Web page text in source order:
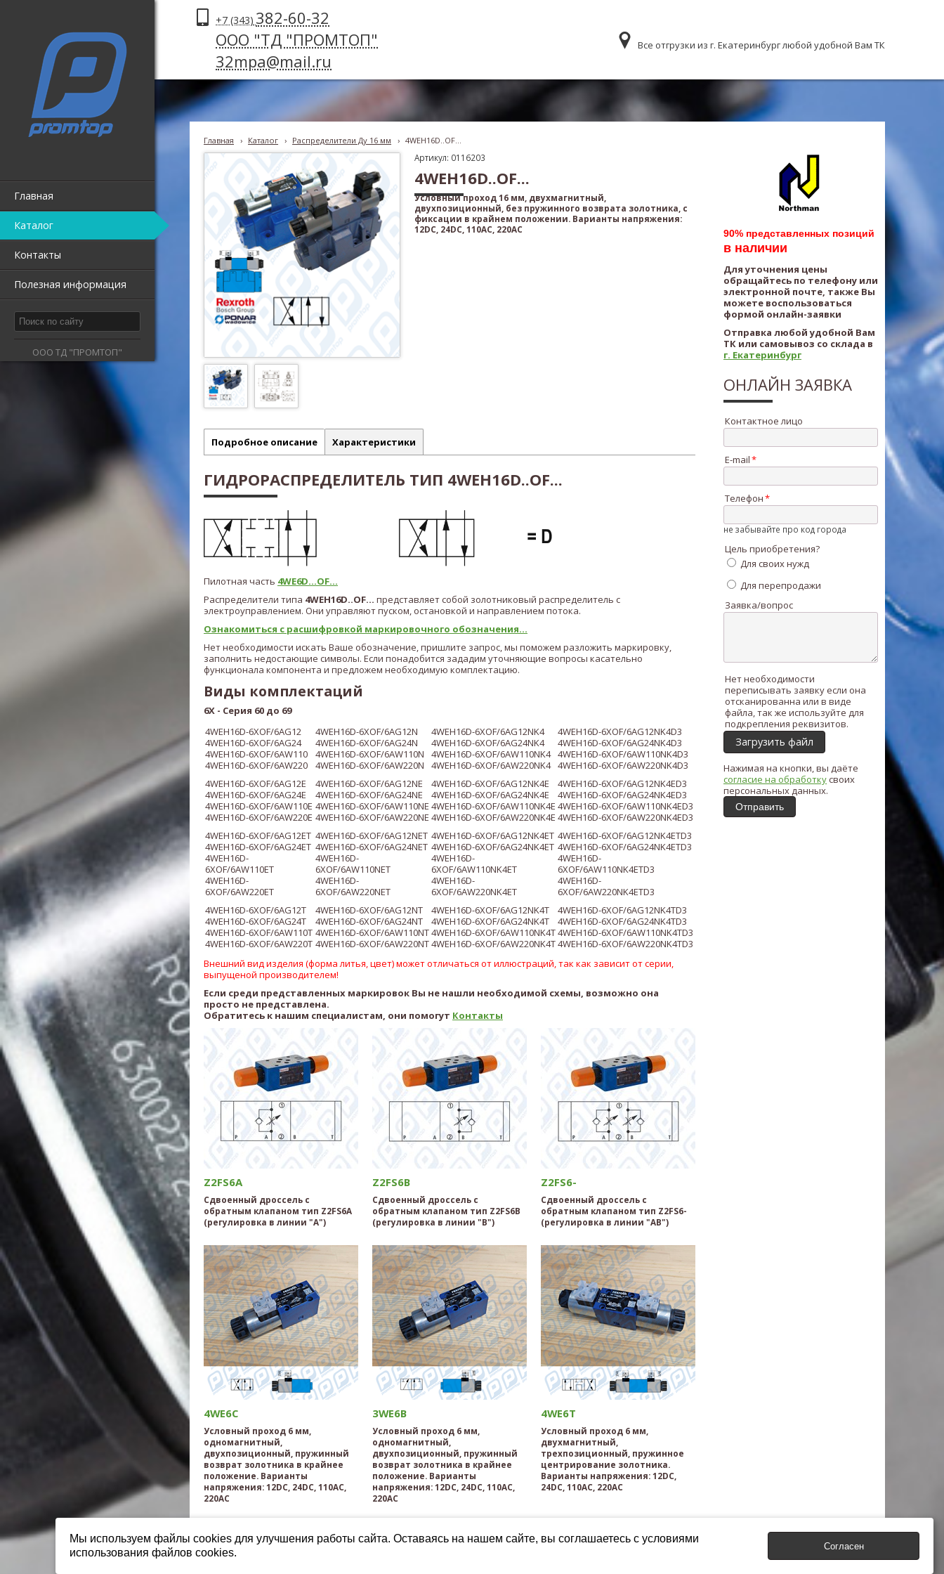
Главная
Каталог
Контакты
Полезная информация
ООО ТД "ПРОМТОП"
+7 (343) 382-60-32
ООО "ТД "ПРОМТОП"
32mpa@mail.ru
Все отгрузки из г. Екатеринбург любой удобной Вам ТК
Главная › Каталог › Распределители Ду 16 мм › 4WEH16D..OF...
Артикул: 0116203
4WEH16D..OF...
Условный проход 16 мм, двухмагнитный,
двухпозиционный, без пружинного возврата золотника, с
фиксации в крайнем положении. Варианты напряжения:
12DC, 24DC, 110AC, 220AC
Подробное описание Характеристики
ГИДРОРАСПРЕДЕЛИТЕЛЬ ТИП 4WEH16D..OF...
Пилотная часть 4WE6D...OF...
Распределители типа 4WEH16D..OF... представляет собой золотниковый распределитель с
электроуправлением. Они управляют пуском, остановкой и направлением потока.
Ознакомиться с расшифровкой маркировочного обозначения...
Нет необходимости искать Ваше обозначение, пришлите запрос, мы поможем разложить маркировку,
заполнить недостающие символы. Если понадобится зададим уточняющие вопросы касательно
функционала компонента и предложем необходимую комплектацию.
Виды комплектаций
6X - Серия 60 до 69
4WEH16D-6XOF/6AG12
4WEH16D-6XOF/6AG24
4WEH16D-6XOF/6AW110
4WEH16D-6XOF/6AW220
4WEH16D-6XOF/6AG12E
4WEH16D-6XOF/6AG24E
4WEH16D-6XOF/6AW110E
4WEH16D-6XOF/6AW220E
4WEH16D-6XOF/6AG12ET
4WEH16D-6XOF/6AG24ET
4WEH16D-
6XOF/6AW110ET
4WEH16D-
6XOF/6AW220ET
4WEH16D-6XOF/6AG12T
4WEH16D-6XOF/6AG24T
4WEH16D-6XOF/6AW110T
4WEH16D-6XOF/6AW220T
4WEH16D-6XOF/6AG12N
4WEH16D-6XOF/6AG24N
4WEH16D-6XOF/6AW110N
4WEH16D-6XOF/6AW220N
4WEH16D-6XOF/6AG12NE
4WEH16D-6XOF/6AG24NE
4WEH16D-6XOF/6AW110NE
4WEH16D-6XOF/6AW220NE
4WEH16D-6XOF/6AG12NET
4WEH16D-6XOF/6AG24NET
4WEH16D-
6XOF/6AW110NET
4WEH16D-
6XOF/6AW220NET
4WEH16D-6XOF/6AG12NT
4WEH16D-6XOF/6AG24NT
4WEH16D-6XOF/6AW110NT
4WEH16D-6XOF/6AW220NT
4WEH16D-6XOF/6AG12NK4
4WEH16D-6XOF/6AG24NK4
4WEH16D-6XOF/6AW110NK4
4WEH16D-6XOF/6AW220NK4
4WEH16D-6XOF/6AG12NK4E
4WEH16D-6XOF/6AG24NK4E
4WEH16D-6XOF/6AW110NK4E
4WEH16D-6XOF/6AW220NK4E
4WEH16D-6XOF/6AG12NK4ET
4WEH16D-6XOF/6AG24NK4ET
4WEH16D-
6XOF/6AW110NK4ET
4WEH16D-
6XOF/6AW220NK4ET
4WEH16D-6XOF/6AG12NK4T
4WEH16D-6XOF/6AG24NK4T
4WEH16D-6XOF/6AW110NK4T
4WEH16D-6XOF/6AW220NK4T
4WEH16D-6XOF/6AG12NK4D3
4WEH16D-6XOF/6AG24NK4D3
4WEH16D-6XOF/6AW110NK4D3
4WEH16D-6XOF/6AW220NK4D3
4WEH16D-6XOF/6AG12NK4ED3
4WEH16D-6XOF/6AG24NK4ED3
4WEH16D-6XOF/6AW110NK4ED3
4WEH16D-6XOF/6AW220NK4ED3
4WEH16D-6XOF/6AG12NK4ETD3
4WEH16D-6XOF/6AG24NK4ETD3
4WEH16D-
6XOF/6AW110NK4ETD3
4WEH16D-
6XOF/6AW220NK4ETD3
4WEH16D-6XOF/6AG12NK4TD3
4WEH16D-6XOF/6AG24NK4TD3
4WEH16D-6XOF/6AW110NK4TD3
4WEH16D-6XOF/6AW220NK4TD3
Внешний вид изделия (форма литья, цвет) может отличаться от иллюстраций, так как зависит от серии,
выпущеной производителем!
Если среди представленных маркировок Вы не нашли необходимой схемы, возможно она
просто не представлена.
Обратитесь к нашим специалистам, они помогут Контакты
Z2FS6A
Сдвоенный дроссель с
обратным клапаном тип Z2FS6A
(регулировка в линии "А")
Z2FS6B
Сдвоенный дроссель с
обратным клапаном тип Z2FS6B
(регулировка в линии "B")
Z2FS6-
Сдвоенный дроссель с
обратным клапаном тип Z2FS6-
(регулировка в линии "AB")
4WE6C
Условный проход 6 мм,
одномагнитный,
двухпозиционный, пружинный
возврат золотника в крайнее
положение. Варианты
напряжения: 12DC, 24DC, 110AC,
220AC
3WE6B
Условный проход 6 мм,
одномагнитный,
двухпозиционный, пружинный
возврат золотника в крайнее
положение. Варианты
напряжения: 12DC, 24DC, 110AC,
220AC
4WE6T
Условный проход 6 мм,
двухмагнитный,
трехпозиционный, пружинное
центрирование золотника.
Варианты напряжения: 12DC,
24DC, 110AC, 220AC
90% представленных позиций
в наличии
Для уточнения цены
обращайтесь по телефону или
электронной почте, также Вы
можете воспользоваться
формой онлайн-заявки
Отправка любой удобной Вам
ТК или самовывоз со склада в
г. Екатеринбург
ОНЛАЙН ЗАЯВКА
Контактное лицо
E-mail
Телефон
не забывайте про код города
Цель приобретения?
Для своих нужд
Для перепродажи
Заявка/вопрос
Нет необходимости
переписывать заявку если она
отсканированна или в виде
файла, так же используйте для
подкрепления реквизитов.
Загрузить файл
Нажимая на кнопки, вы даёте
согласие на обработкусвоих
персональных данных.
Отправить
Мы используем файлы cookies для улучшения работы сайта. Оставаясь на нашем сайте, вы соглашаетесь с условиями
использования файлов cookies.
Согласен